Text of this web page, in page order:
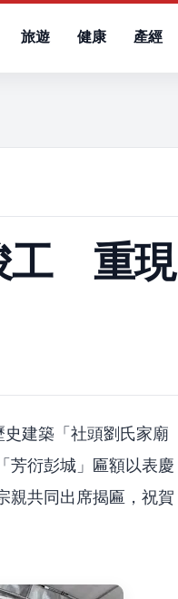
旅遊 健康 產經
工 重現
史建築「社頭劉氏家廟
芳衍彭城」匾額以表慶
親共同出席揭匾，祝賀